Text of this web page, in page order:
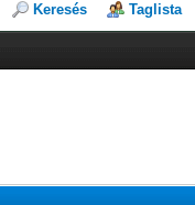
Keresés Taglista